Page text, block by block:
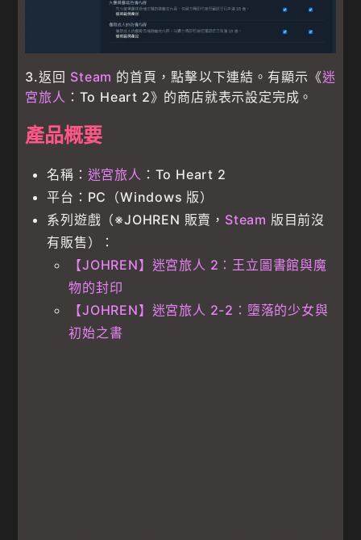
3.返回 Steam 的首頁，點擊以下連結。有顯示《迷
宮旅人 ：To Heart 2》的商店就表示設定完成。
產品概要
名稱： 迷宮旅人 ：To Heart 2
平台：PC（Windows 版）
系列遊戲（※JOHREN 販賣， Steam 版目前沒
有販售）：
【JOHREN】迷宮旅人 2：王立圖書館與魔
物的封印
【JOHREN】迷宮旅人 2-2：墮落的少女與
初始之書